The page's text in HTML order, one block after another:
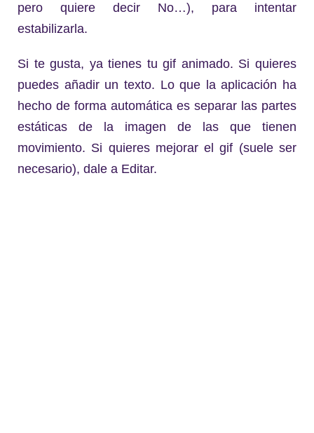
pero quiere decir No…), para intentar
estabilizarla.
Si te gusta, ya tienes tu gif animado. Si quieres
puedes añadir un texto. Lo que la aplicación ha
hecho de forma automática es separar las partes
estáticas de la imagen de las que tienen
movimiento. Si quieres mejorar el gif (suele ser
necesario), dale a Editar.